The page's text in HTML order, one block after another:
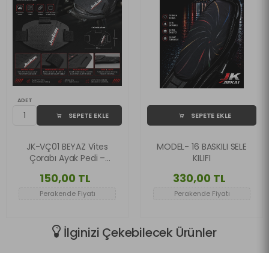
ADET
SEPETE EKLE
JK-VÇ01 BEYAZ Vites
Çorabı Ayak Pedi –
Maksimum Koruma
150,00 TL
Perakende Fiyatı
SEPETE EKLE
MODEL- 16 BASKILI SELE
KILIFI
330,00 TL
Perakende Fiyatı
İlginizi Çekebilecek Ürünler